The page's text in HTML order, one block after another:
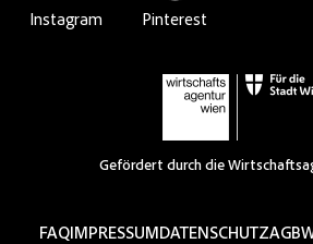
Instagram Pinterest
Gefördert durch die
FAQIMPRESSUMDATENSCHUTZAGB